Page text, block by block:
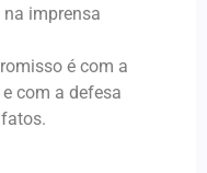
imprensa
é com a
com a defesa